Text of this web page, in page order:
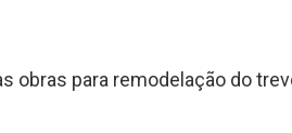
obras para remodelação do